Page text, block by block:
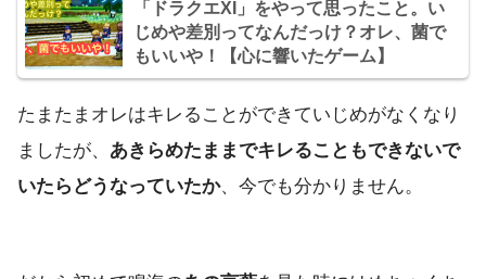
「ドラクエXI」をやって思ったこと。い
じめや差別ってなんだっけ？オレ、菌で
もいいや！【心に響いたゲーム】
たまたまオレはキレることができていじめがなくなり
ましたが、 あきらめたままでキレることもできないで
いたらどうなっていたか、今でも分かりません。